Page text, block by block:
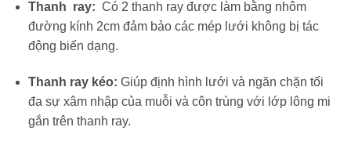
Thanh ray: Có 2 thanh ray được làm bằng nhôm
đường kính 2cm đảm bảo các mép lưới không bị tác
động biến dạng.
Thanh ray kéo: Giúp định hình lưới và ngăn chặn tối
đa sự xâm nhập của muỗi và côn trùng với lớp lông mi
gắn trên thanh ray.